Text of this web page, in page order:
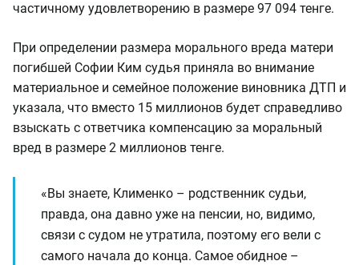
частичному удовлетворению в размере 97 094 тенге.
При определении размера морального вреда матери
погибшей Софии Ким судья приняла во внимание
материальное и семейное положение виновника ДТП и
указала, что вместо 15 миллионов будет справедливо
взыскать с ответчика компенсацию за моральный
вред в размере 2 миллионов тенге.
«Вы знаете, Клименко – родственник судьи,
правда, она давно уже на пенсии, но, видимо,
связи с судом не утратила, поэтому его вели с
самого начала до конца. Самое обидное –